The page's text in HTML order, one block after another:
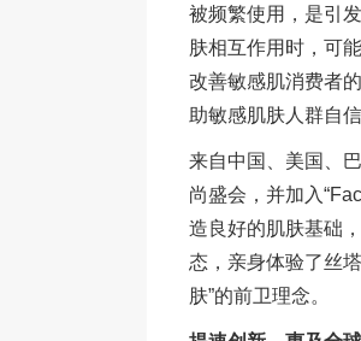
被频繁使用，是引
肤相互作用时，可
改善敏感肌消费者
助敏感肌肤人群自
来自中国、美国、
尚盛会，并加入
造良好的肌肤基础
态，亲身体验了丝
肤”的前卫理念。